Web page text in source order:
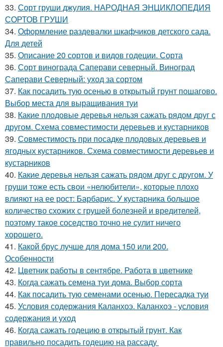
33. Сорт груши джулия. НАРОДНАЯ ЭНЦИКЛОПЕДИЯ
СОРТОВ ГРУШИ
34. Оформление раздевалки шкафчиков детского сада.
Для детей
35. Описание 20 сортов и видов годеции. Сорта
36. Сорт винограда Саперави северный. Виноград
Саперави Северный: уход за сортом
37. Как посадить тую осенью в открытый грунт пошагово.
Выбор места для выращивания туи
38. Какие плодовые деревья нельзя сажать рядом друг с
другом. Схема совместимости деревьев и кустарников
39. Совместимость при посадке плодовых деревьев и
ягодных кустарников. Схема совместимости деревьев и
кустарников
40. Какие деревья нельзя сажать рядом друг с другом. У
груши тоже есть свои «нелюбители», которые плохо
влияют на ее рост: Барбарис. У кустарника большое
количество схожих с грушей болезней и вредителей,
поэтому такое соседство точно не сулит ничего
хорошего.
41. Какой брус лучше для дома 150 или 200.
Особенности
42. Цветник работы в сентябре. Работа в цветнике
43. Когда сажать семена туи дома. Выбор сорта
44. Как посадить тую семенами осенью. Пересадка туи
45. Условия содержания Каланхоэ. Каланхоэ - условия
содержания и уход
46. Когда сажать годецию в открытый грунт. Как
правильно посадить годецию на рассаду